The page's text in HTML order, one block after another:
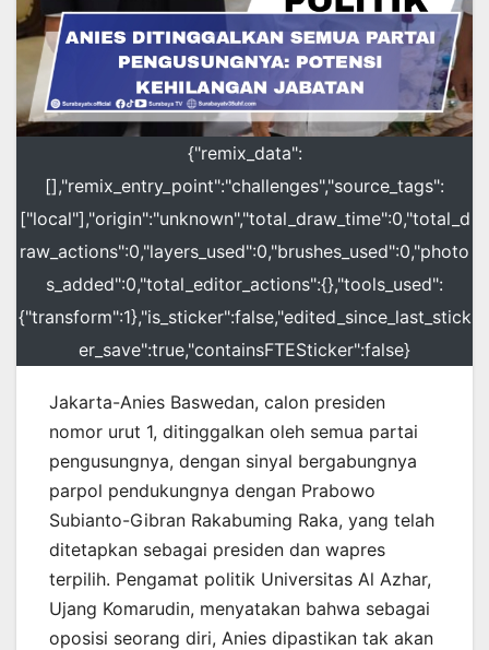
{"remix_data":
[],"remix_entry_point":"challenges","source_tags":
["local"],"origin":"unknown","total_draw_time":0,"total_d
raw_actions":0,"layers_used":0,"brushes_used":0,"photo
s_added":0,"total_editor_actions":{},"tools_used":
{"transform":1},"is_sticker":false,"edited_since_last_stick
er_save":true,"containsFTESticker":false}
Jakarta-Anies Baswedan, calon presiden
nomor urut 1, ditinggalkan oleh semua partai
pengusungnya, dengan sinyal bergabungnya
parpol pendukungnya dengan Prabowo
Subianto-Gibran Rakabuming Raka, yang telah
ditetapkan sebagai presiden dan wapres
terpilih. Pengamat politik Universitas Al Azhar,
Ujang Komarudin, menyatakan bahwa sebagai
oposisi seorang diri, Anies dipastikan tak akan